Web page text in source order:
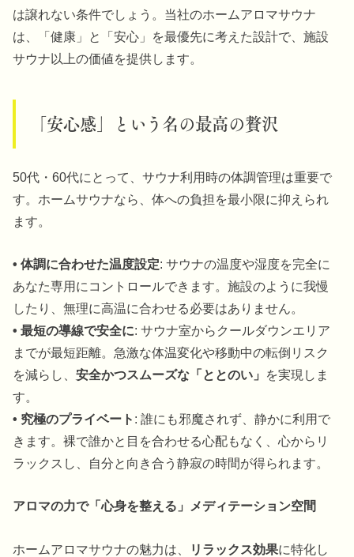
は譲れない条件でしょう。当社のホームアロマサウナ
は、「健康」と「安心」を最優先に考えた設計で、施設
サウナ以上の価値を提供します。
「安心感」という名の最高の贅沢
50代・60代にとって、サウナ利用時の体調管理は重要で
す。ホームサウナなら、体への負担を最小限に抑えられ
ます。
• 体調に合わせた温度設定: サウナの温度や湿度を完全に
あなた専用にコントロールできます。施設のように我慢
したり、無理に高温に合わせる必要はありません。
• 最短の導線で安全に: サウナ室からクールダウンエリア
までが最短距離。急激な体温変化や移動中の転倒リスク
を減らし、安全かつスムーズな「ととのい」 を実現しま
す。
• 究極のプライベート : 誰にも邪魔されず、静かに利用で
きます。裸で誰かと目を合わせる心配もなく、心からリ
ラックスし、自分と向き合う静寂の時間が得られます。
アロマの力で「心身を整える」メディテーション空間
ホームアロマサウナの魅力は、 リラックス効果に特化し